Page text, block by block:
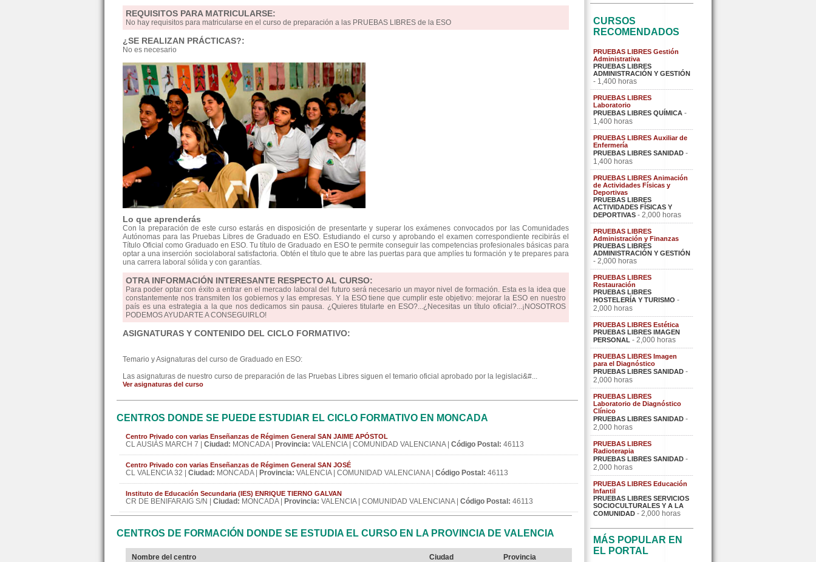
REQUISITOS PARA MATRICULARSE:
No hay requisitos para matricularse en el curso de preparación a las PRUEBAS LIBRES de la ESO
¿SE REALIZAN PRÁCTICAS?:
No es necesario
Lo que aprenderás
Con la preparación de este curso estarás en disposición de presentarte y superar los exámenes convocados por las Comunidades
Autónomas para las Pruebas Libres de Graduado en ESO. Estudiando el curso y aprobando el examen correspondiente recibirás el
Título Oficial como Graduado en ESO. Tu título de Graduado en ESO te permite conseguir las competencias profesionales básicas para
optar a una inserción sociolaboral satisfactoria. Obtén el título que te abre las puertas para que amplíes tu formación y te prepares para
una carrera laboral sólida y con garantías.
OTRA INFORMACIÓN INTERESANTE RESPECTO AL CURSO:
Para poder optar con éxito a entrar en el mercado laboral del futuro será necesario un mayor nivel de formación. Esta es la idea que
constantemente nos transmiten los gobiernos y las empresas. Y la ESO tiene que cumplir este objetivo: mejorar la ESO en nuestro
país es una estrategia a la que nos dedicamos sin pausa. ¿Quieres titularte en ESO?...¿Necesitas un título oficial?...¡NOSOTROS
PODEMOS AYUDARTE A CONSEGUIRLO!
ASIGNATURAS Y CONTENIDO DEL CICLO FORMATIVO:
Temario y Asignaturas del curso de Graduado en ESO:
Las asignaturas de nuestro curso de preparación de las Pruebas Libres siguen el temario oficial aprobado por la legislaci&#...
Ver asignaturas del curso
CENTROS DONDE SE PUEDE ESTUDIAR EL CICLO FORMATIVO EN MONCADA
Centro Privado con varias Enseñanzas de Régimen General SAN JAIME APÓSTOL
CL AUSIÀS MARCH 7 | Ciudad: MONCADA | Provincia: VALENCIA | COMUNIDAD VALENCIANA | Código Postal: 46113
Centro Privado con varias Enseñanzas de Régimen General SAN JOSÉ
CL VALENCIA 32 | Ciudad: MONCADA | Provincia: VALENCIA | COMUNIDAD VALENCIANA | Código Postal: 46113
Instituto de Educación Secundaria (IES) ENRIQUE TIERNO GALVAN
CR DE BENIFARAIG S/N | Ciudad: MONCADA | Provincia: VALENCIA | COMUNIDAD VALENCIANA | Código Postal: 46113
CENTROS DE FORMACIÓN DONDE SE ESTUDIA EL CURSO EN LA PROVINCIA DE VALENCIA
Nombre del centro Ciudad Provincia
CURSOS
RECOMENDADOS
PRUEBAS LIBRES Gestión
Administrativa
PRUEBAS LIBRES
ADMINISTRACIÓN Y GESTIÓN
- 1,400 horas
PRUEBAS LIBRES
Laboratorio
PRUEBAS LIBRES QUÍMICA -
1,400 horas
PRUEBAS LIBRES Auxiliar de
Enfermería
PRUEBAS LIBRES SANIDAD -
1,400 horas
PRUEBAS LIBRES Animación
de Actividades Físicas y
Deportivas
PRUEBAS LIBRES
ACTIVIDADES FÍSICAS Y
DEPORTIVAS - 2,000 horas
PRUEBAS LIBRES
Administración y Finanzas
PRUEBAS LIBRES
ADMINISTRACIÓN Y GESTIÓN
- 2,000 horas
PRUEBAS LIBRES
Restauración
PRUEBAS LIBRES
HOSTELERÍA Y TURISMO -
2,000 horas
PRUEBAS LIBRES Estética
PRUEBAS LIBRES IMAGEN
PERSONAL - 2,000 horas
PRUEBAS LIBRES Imagen
para el Diagnóstico
PRUEBAS LIBRES SANIDAD -
2,000 horas
PRUEBAS LIBRES
Laboratorio de Diagnóstico
Clínico
PRUEBAS LIBRES SANIDAD -
2,000 horas
PRUEBAS LIBRES
Radioterapia
PRUEBAS LIBRES SANIDAD -
2,000 horas
PRUEBAS LIBRES Educación
Infantil
PRUEBAS LIBRES SERVICIOS
SOCIOCULTURALES Y A LA
COMUNIDAD - 2,000 horas
MÁS POPULAR EN
EL PORTAL